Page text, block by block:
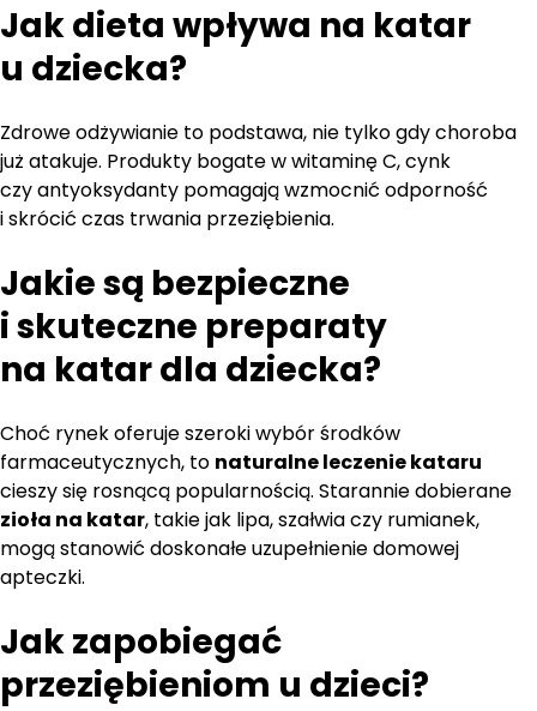
Jak dieta wpływa na katar
u dziecka?
Zdrowe odżywianie to podstawa, nie tylko gdy choroba
już atakuje. Produkty bogate w witaminę C, cynk
czy antyoksydanty pomagają wzmocnić odporność
i skrócić czas trwania przeziębienia.
Jakie są bezpieczne
iskuteczne preparaty
na katar dla dziecka?
Choć rynek oferuje szeroki wybór środków
farmaceutycznych, to naturalne leczenie kataru
cieszy się rosnącą popularnością. Starannie dobierane
zioła na katar, takie jak lipa, szałwia czy rumianek,
mogą stanowić doskonałe uzupełnienie domowej
apteczki.
Jak zapobiegać
przeziębieniom u dzieci?